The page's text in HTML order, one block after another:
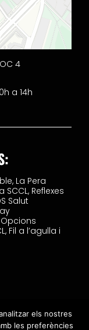
4
a 14h
La Pera
SCCL, Reflexes
Salut
Opcions
Fil a l’agulla i
els nostres
les preferències